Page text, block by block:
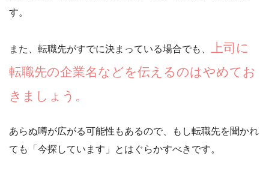
す。
また、転職先がすでに決まっている場合でも、
上司に
転職先の企業名などを伝えるのはやめてお
きましょう。
あらぬ噂が広がる可能性もあるので、もし転職先を聞かれ
ても
「今探しています」 とはぐらかすべきです。